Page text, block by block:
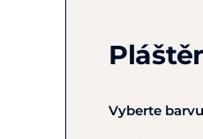
Vyberte barvu